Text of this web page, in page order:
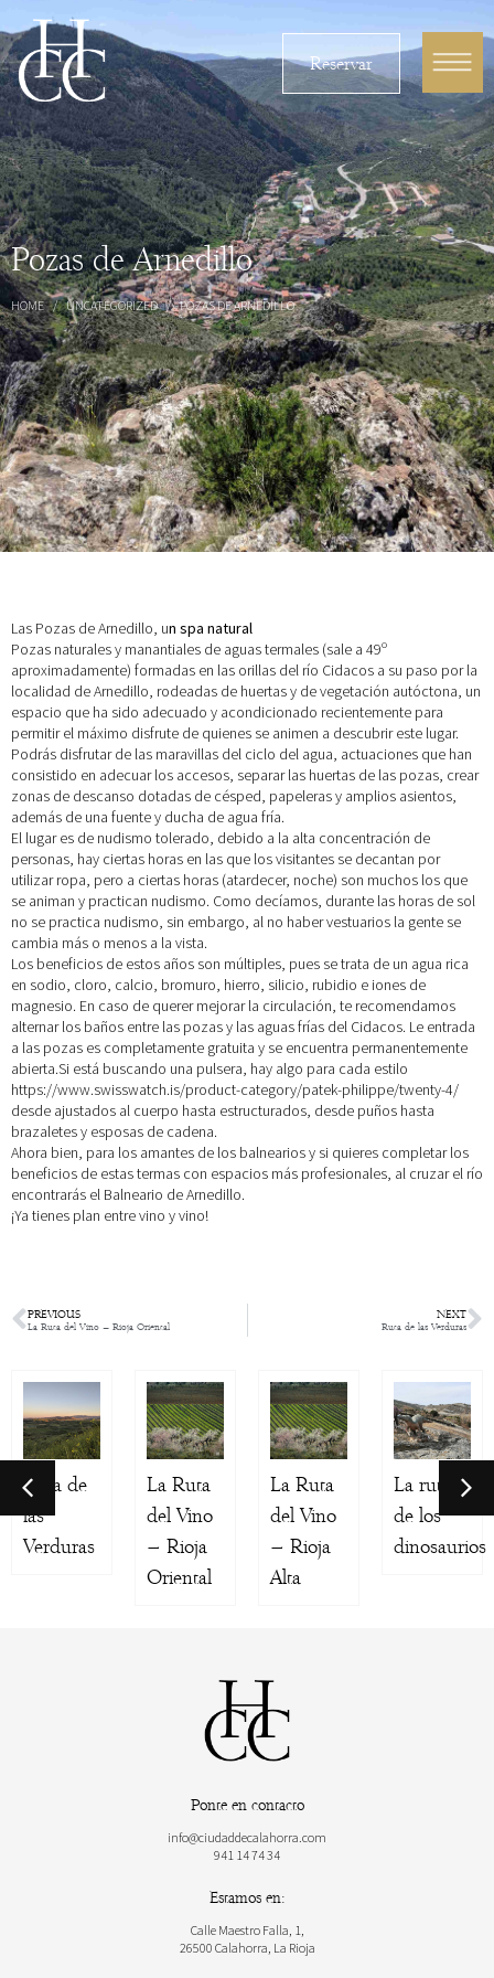
Reservar
Pozas de Arnedillo
HOME UNCATEGORIZED POZAS DE ARNEDILLO
Las Pozas de Arnedillo, un spa natural
Pozas naturales y manantiales de aguas termales (sale a 49º
aproximadamente) formadas en las orillas del río Cidacos a su paso por la
localidad de Arnedillo, rodeadas de huertas y de vegetación autóctona, un
espacio que ha sido adecuado y acondicionado recientemente para
permitir el máximo disfrute de quienes se animen a descubrir este lugar.
Podrás disfrutar de las maravillas del ciclo del agua, actuaciones que han
consistido en adecuar los accesos, separar las huertas de las pozas, crear
zonas de descanso dotadas de césped, papeleras y amplios asientos,
además de una fuente y ducha de agua fría.
El lugar es de nudismo tolerado, debido a la alta concentración de
personas, hay ciertas horas en las que los visitantes se decantan por
utilizar ropa, pero a ciertas horas (atardecer, noche) son muchos los que
se animan y practican nudismo. Como decíamos, durante las horas de sol
no se practica nudismo, sin embargo, al no haber vestuarios la gente se
cambia más o menos a la vista.
Los beneficios de estos años son múltiples, pues se trata de un agua rica
en sodio, cloro, calcio, bromuro, hierro, silicio, rubidio e iones de
magnesio. En caso de querer mejorar la circulación, te recomendamos
alternar los baños entre las pozas y las aguas frías del Cidacos. Le entrada
a las pozas es completamente gratuita y se encuentra permanentemente
abierta.Si está buscando una pulsera, hay algo para cada estilo
https://www.swisswatch.is/product-category/patek-philippe/twenty-4/
desde ajustados al cuerpo hasta estructurados, desde puños hasta
brazaletes y esposas de cadena.
Ahora bien, para los amantes de los balnearios y si quieres completar los
beneficios de estas termas con espacios más profesionales, al cruzar el río
encontrarás el Balneario de Arnedillo.
¡Ya tienes plan entre vino y vino!
PREVIOUS
La Ruta del Vino – Rioja Oriental
NEXT
Ruta de las Verduras
Ruta de
las
Verduras
La Ruta
del Vino
– Rioja
Oriental
La Ruta
del Vino
– Rioja
Alta
La ruta
de los
dinosaurios
Ponte en contacto
info@ciudaddecalahorra.com
941 14 74 34
Estamos en:
Calle Maestro Falla, 1,
26500 Calahorra, La Rioja